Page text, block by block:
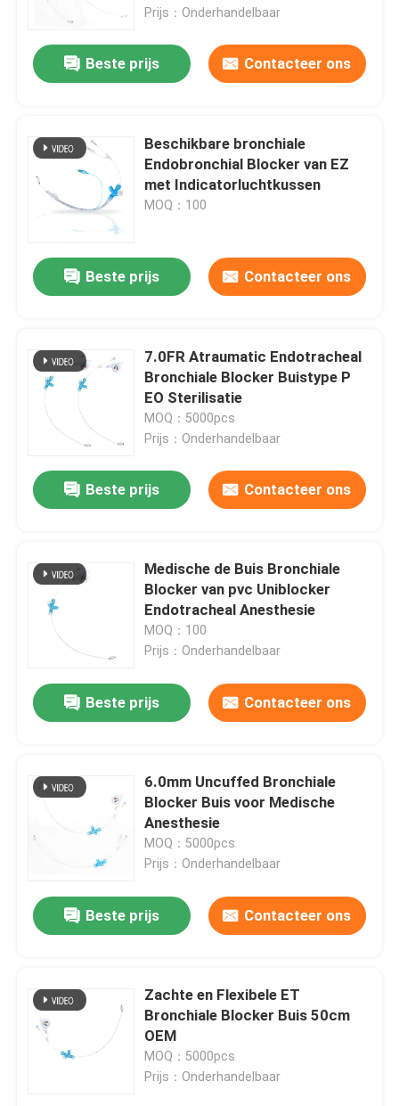
Prijs：Onderhandelbaar
Beste prijs Contacteer ons
Beschikbare bronchiale
Endobronchial Blocker van EZ
met Indicatorluchtkussen
MOQ：100
Beste prijs Contacteer ons
7.0FR Atraumatic Endotracheal
Bronchiale Blocker Buistype P
EO Sterilisatie
MOQ：5000pcs
Prijs：Onderhandelbaar
Beste prijs Contacteer ons
Medische de Buis Bronchiale
Blocker van pvc Uniblocker
Endotracheal Anesthesie
MOQ：100
Prijs：Onderhandelbaar
Beste prijs Contacteer ons
6.0mm Uncuffed Bronchiale
Blocker Buis voor Medische
Anesthesie
MOQ：5000pcs
Prijs：Onderhandelbaar
Beste prijs Contacteer ons
Zachte en Flexibele ET
Bronchiale Blocker Buis 50cm
OEM
MOQ：5000pcs
Prijs：Onderhandelbaar